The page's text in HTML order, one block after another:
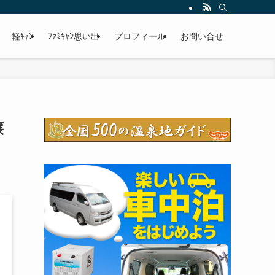
軽ｷｬﾝ ﾌｧﾐｷｬﾝ思い出 プロフィール お問い合せ